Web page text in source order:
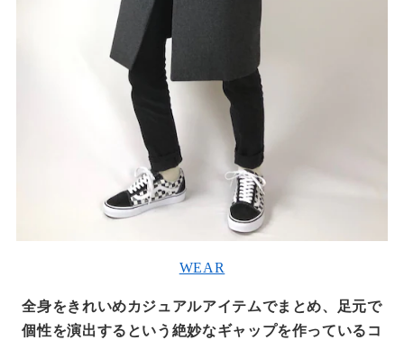
WEAR
全身をきれいめカジュアルアイテムでまとめ、足元で
個性を演出するという絶妙なギャップを作っているコ